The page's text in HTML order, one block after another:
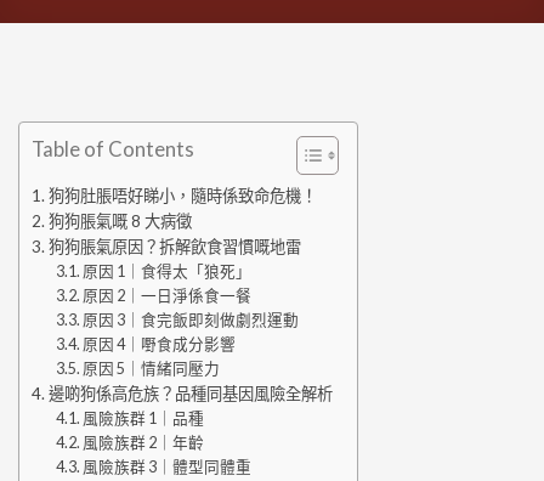
Table of Contents
狗狗肚脹唔好睇小，隨時係致命危機！
狗狗脹氣嘅 8 大病徵
狗狗脹氣原因？拆解飲食習慣嘅地雷
原因 1｜食得太「狼死」
原因 2｜一日淨係食一餐
原因 3｜食完飯即刻做劇烈運動
原因 4｜嘢食成分影響
原因 5｜情緒同壓力
邊啲狗係高危族？品種同基因風險全解析
風險族群 1｜品種
風險族群 2｜年齡
風險族群 3｜體型同體重